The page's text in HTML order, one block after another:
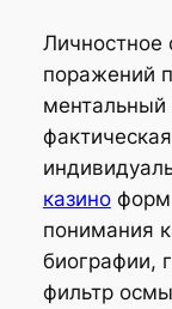
Личностное
поражений
ментальный
казино
понимания
биографии,
фильтр